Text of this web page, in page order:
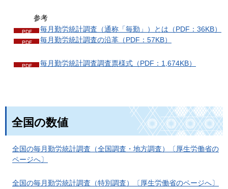
参考
毎月勤労統計調査（通称「毎勤」）とは（PDF：36KB）
毎月勤労統計調査の沿革（PDF：57KB）
毎月勤労統計調査調査票様式（PDF：1,674KB）
全国の数値
全国の毎月勤労統計調査（全国調査・地方調査）〔厚生労働省の
ページへ〕
全国の毎月勤労統計調査（特別調査）〔厚生労働省のページへ〕